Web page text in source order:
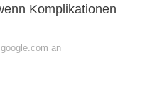
Komplikationen
an